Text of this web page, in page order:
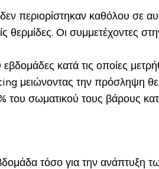
δεν περιορίστηκαν καθόλου
Οι συμμετέχοντες
κατά τις οποίες
μειώνοντας την πρόσληψη
σωματικού τους βάρους
τόσο για την ανάπτυξη